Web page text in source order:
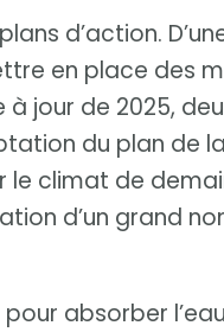
d’action.
en place des
jour de 2025,
du plan de
climat de
d’un grand
absorber